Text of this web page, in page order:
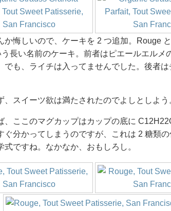
か悔しいので、ケーキを 2 つ追加。Rouge
長い名前のケーキ。前者はピエールエルメ
でも、ライチは入ってませんでした。後者
、スイーツ欲は満たされたのでよしとしよう
、ここのマグカップはカップの底に
ぐ分かってしまうのですが、これは 2 糖類の
式ですね。なかなか、おもしろし。